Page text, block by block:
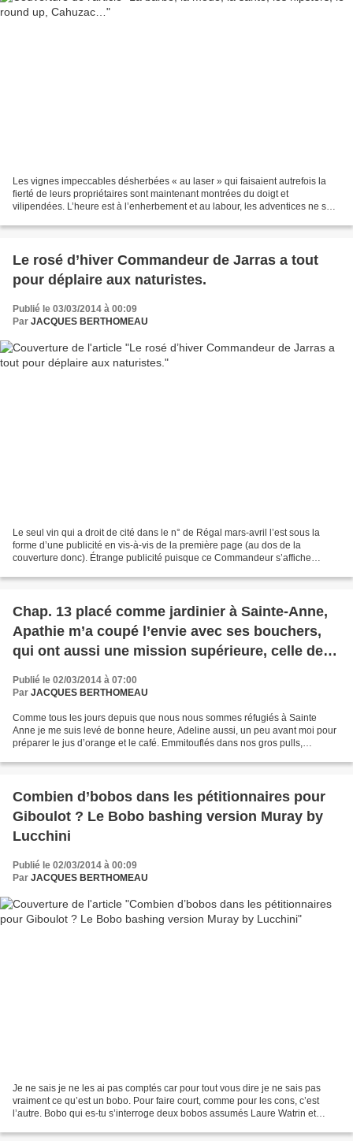
Les vignes impeccables désherbées « au laser » qui faisaient autrefois la
fierté de leurs propriétaires sont maintenant montrées du doigt et
vilipendées. L’heure est à l’enherbement et au labour, les adventices ne sont
Le rosé d’hiver Commandeur de Jarras a tout
pour déplaire aux naturistes.
Publié le 03/03/2014 à 00:09
Par JACQUES BERTHOMEAU
Le seul vin qui a droit de cité dans le n° de Régal mars-avril l’est sous la
forme d’une publicité en vis-à-vis de la première page (au dos de la
couverture donc). Étrange publicité puisque ce Commandeur s’affiche
Chap. 13 placé comme jardinier à Sainte-Anne,
Apathie m’a coupé l’envie avec ses bouchers,
qui ont aussi une mission supérieure, celle de
Publié le 02/03/2014 à 07:00
Par JACQUES BERTHOMEAU
Comme tous les jours depuis que nous nous sommes réfugiés à Sainte
Anne je me suis levé de bonne heure, Adeline aussi, un peu avant moi pour
préparer le jus d’orange et le café. Emmitouflés dans nos gros pulls,
Combien d’bobos dans les pétitionnaires pour
Giboulot ? Le Bobo bashing version Muray by
Lucchini
Publié le 02/03/2014 à 00:09
Par JACQUES BERTHOMEAU
Je ne sais je ne les ai pas comptés car pour tout vous dire je ne sais pas
vraiment ce qu’est un bobo. Pour faire court, comme pour les cons, c’est
l’autre. Bobo qui es-tu s’interroge deux bobos assumés Laure Watrin et